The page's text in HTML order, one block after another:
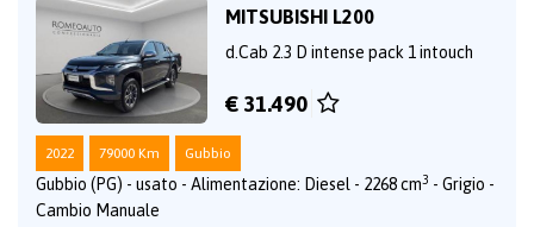
MITSUBISHI L200
d.Cab 2.3 D intense pack 1 intouch
€ 31.490
2022 79000 Km Gubbio
Gubbio (PG) - usato - Alimentazione: Diesel - 2268 cm3 - Grigio -
Cambio Manuale